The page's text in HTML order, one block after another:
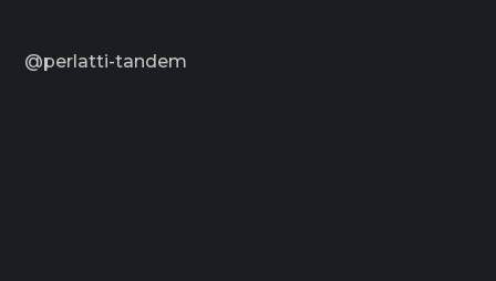
@perlatti-tandem